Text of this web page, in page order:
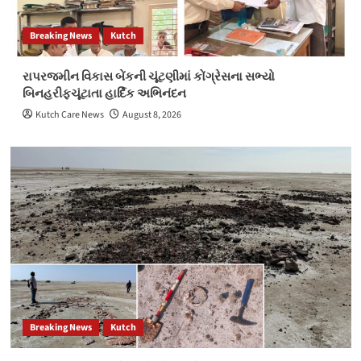
Breaking News Kutch
રાપરજમીન વિકાસ બેંકની ચૂંટણીમાં કોંગ્રેસના સભ્યો
બિનહરીફચૂંટાતા હાર્દિક અભિનંદન
Kutch Care News August 8, 2026
Breaking News Kutch